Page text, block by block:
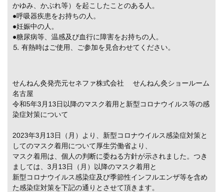
かゆみ、かぶれ等）を起こしたことのある人。
●呼吸器疾患をお持ちの人。
●妊娠中の人。
●糖尿病等、温感及び血行に障害をお持ちの人。
⒌ 有熱時はご使用、ご参加を見合わせてください。
せんねん灸発売元セネファ株式会社 せんねん灸ショールーム
名古屋
令和5年3月13日以降のマスク着用と新型コロナウイルス等の感
染症対策について
2023年3月13日（月）より、新型コロナウイルス感染症対策と
してのマスク着用について厚生労働省より、
マスク着用は、個人の判断に委ねる方針が示されました。つき
ましては、3月13日（月）以降のマスク着用と
新型コロナウイルス感染症及び季節性インフルエンザ等を含め
た感染症対策を下記の通りとさせて頂きます。